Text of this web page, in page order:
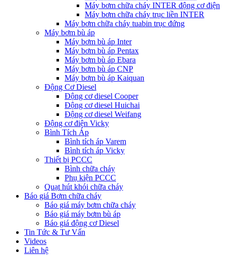
Máy bơm chữa cháy INTER động cơ điện
Máy bơm chữa cháy trục liền INTER
Máy bơm chữa cháy tuabin trục đứng
Máy bơm bù áp
Máy bơm bù áp Inter
Máy bơm bù áp Pentax
Máy bơm bù áp Ebara
Máy bơm bù áp CNP
Máy bơm bù áp Kaiquan
Động Cơ Diesel
Động cơ diesel Cooper
Động cơ diesel Huichai
Động cơ diesel Weifang
Động cơ điện Vicky
Bình Tích Áp
Bình tích áp Varem
Bình tích áp Vicky
Thiết bị PCCC
Bình chữa cháy
Phụ kiện PCCC
Quạt hút khói chữa cháy
Báo giá Bơm chữa cháy
Báo giá máy bơm chữa cháy
Báo giá máy bơm bù áp
Báo giá động cơ Diesel
Tin Tức & Tư Vấn
Videos
Liên hệ